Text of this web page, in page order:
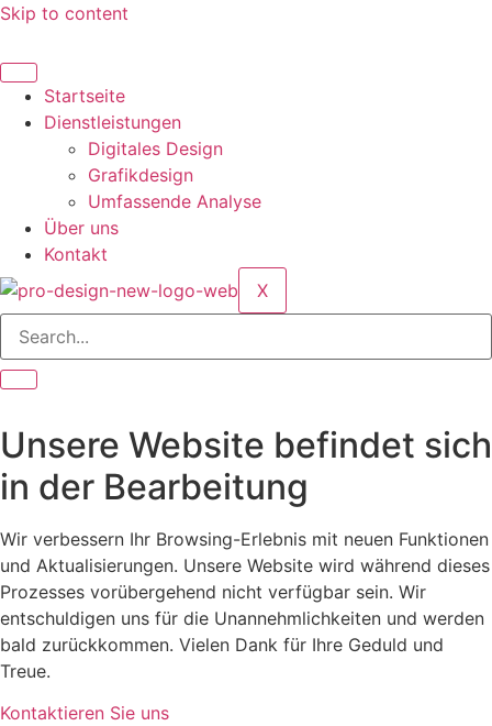
Skip to content
Startseite
Dienstleistungen
Digitales Design
Grafikdesign
Umfassende Analyse
Über uns
Kontakt
X
Unsere Website befindet sich
in der Bearbeitung
Wir verbessern Ihr Browsing-Erlebnis mit neuen Funktionen
und Aktualisierungen. Unsere Website wird während dieses
Prozesses vorübergehend nicht verfügbar sein. Wir
entschuldigen uns für die Unannehmlichkeiten und werden
bald zurückkommen. Vielen Dank für Ihre Geduld und
Treue.
Kontaktieren Sie uns